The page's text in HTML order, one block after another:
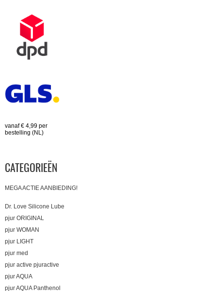
CATEGORIEËN
MEGA ACTIE AANBIEDING!
Dr. Love Silicone Lube
pjur ORIGINAL
pjur WOMAN
pjur LIGHT
pjur med
pjur active pjuractive
pjur AQUA
pjur AQUA Panthenol
vanaf € 4,99 per
bestelling (NL)